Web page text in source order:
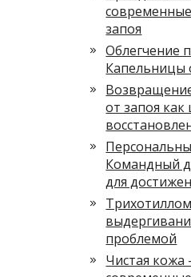
запоя
Облегчение
Капельницы
от запоя как
Командный
для
проблемой
Чистая кожа